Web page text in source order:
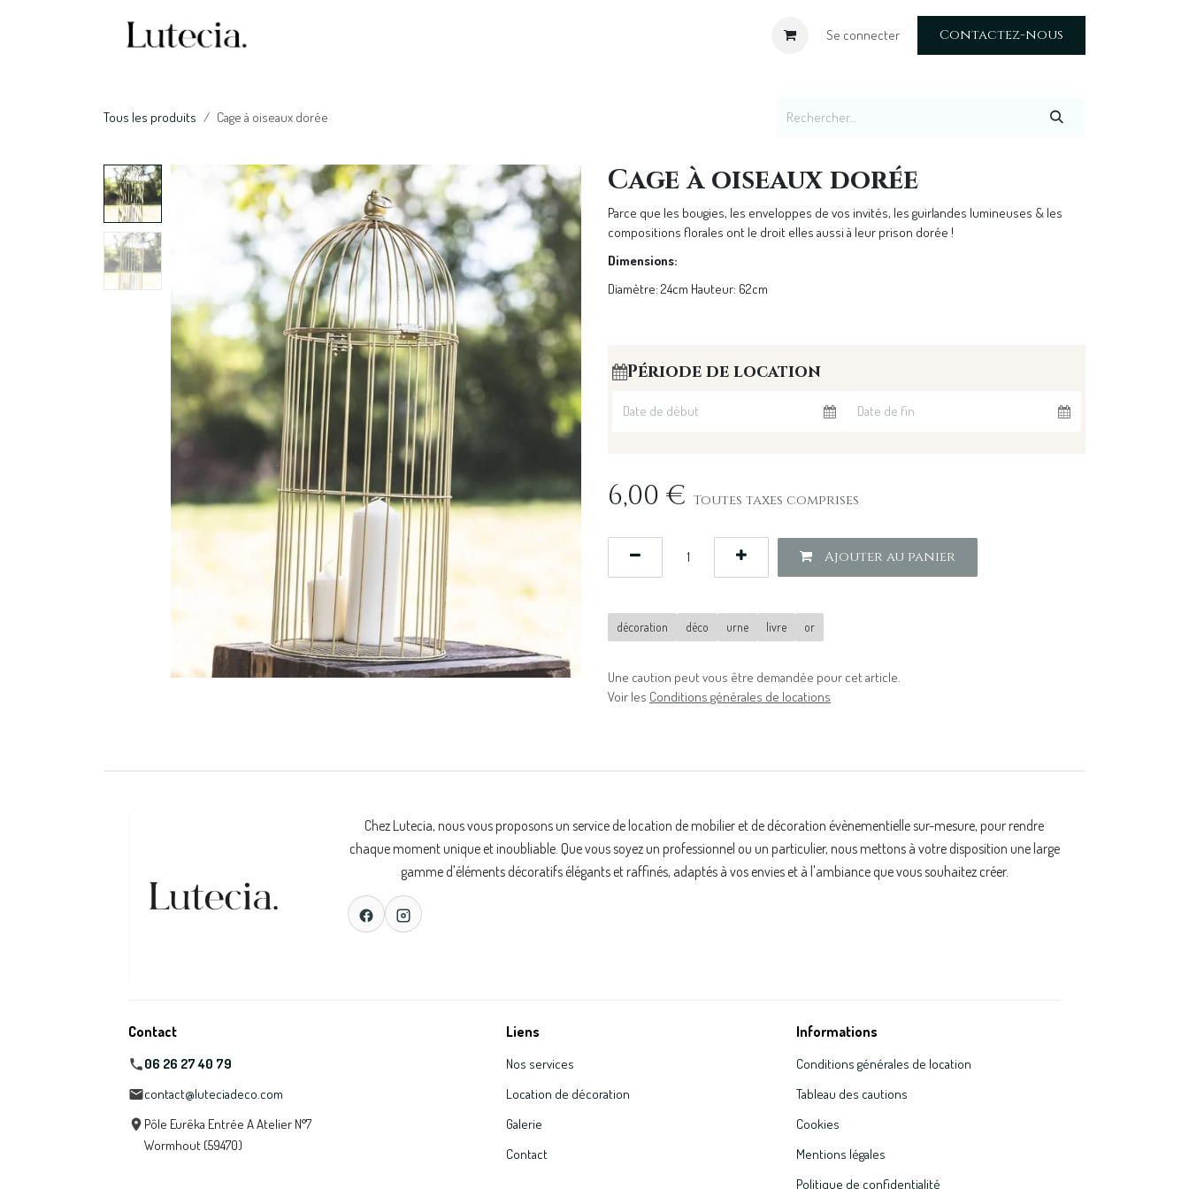
Se connecter Contactez-nous
Tous les produits Cage à oiseaux dorée
Cage à oiseaux dorée
Parce que les bougies, les enveloppes de vos invités, les guirlandes lumineuses & les
compositions florales ont le droit elles aussi à leur prison dorée !
Dimensions:
Diamètre: 24cm Hauteur: 62cm
Période de location
6,00 € Toutes taxes comprises
Ajouter au panier
décoration déco urne livre or
Une caution peut vous être demandée pour cet article.
Voir les Conditions générales de locations
Chez Lutecia, nous vous proposons un service de location de mobilier et de décoration évènementielle sur-mesure, pour rendre
chaque moment unique et inoubliable. Que vous soyez un professionnel ou un particulier, nous mettons à votre disposition une large
gamme d'éléments décoratifs élégants et raffinés, adaptés à vos envies et à l'ambiance que vous souhaitez créer.
Contact
06 26 27 40 79
contact@luteciadeco.com
Pôle Eurêka Entrée A Atelier N°7
Wormhout (59470)
Liens
Nos services
Location de décoration
Galerie
Contact
Informations
Conditions générales de location
Tableau des cautions
Cookies
Mentions légales
Politique de confidentialité